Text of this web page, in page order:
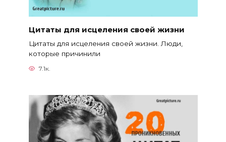
Цитаты для исцеления своей жизни
Цитаты для исцеления своей жизни. Люди,
которые причинили
7.1к.